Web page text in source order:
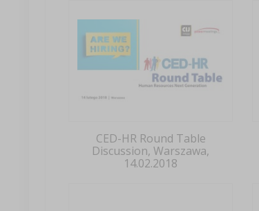
CED-HR Round Table
Discussion, Warszawa,
14.02.2018